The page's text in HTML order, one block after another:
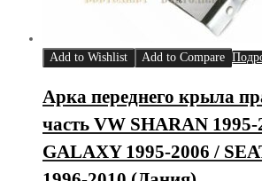
Add to Wishlist Add to Compare
Арка переднего крыла
часть VW SHARAN
GALAXY 1995-2006 /